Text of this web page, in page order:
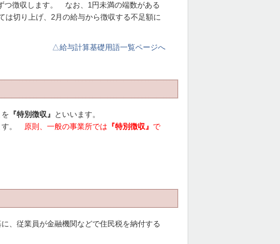
つ徴収します。 なお、1円未満の端数がある
切り上げ、2月の給与から徴収する不足額に
△給与計算基礎用語一覧ページへ
『特別徴収』 といいます。
す。
原則、一般の事業所では 『特別徴収』 で
、従業員が金融機関などで住民税を納付する